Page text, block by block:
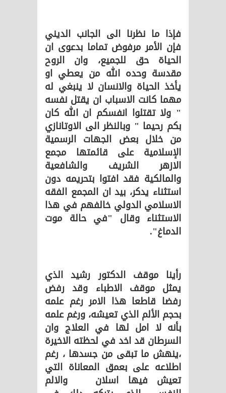
فإذا ما نظرنا الى الجانب الديني
فإن الأمر مرفوض تماما بدعوى ان
الحياة حق للجميع، وان الروح
مقدسة وحده الله من يعطي او
يأخذ الحياة والانسان لا ينبغي له
مهما كانت الاسباب ان يقتل نفسه
" ولا تقتلوا انفسكم ان الله كان
بكم رحيما " وبالنظر الى الاوتانازي
من خلال بعض الجهات الرسمية
الإسلامية على قائمتها مجمع
الازهر الشريف والشافعية
والمالكية فقد افتوا بتحريمه دون
استثناء يدكر، بيد ان المجمع الفقه
الاسلامي الدولي خالفهم في هذا
الاستثناء وقال "في حالة موت
الدماغ".
رأينا موقف الدكتور رشيد الذي
يمثل موقف الاطباء وقد رفض
رفضا قاطعا هذا الامر رغم علمه
بحجم الألم الذي تعيشه، ورغم علمه
بأنه لا امل لها في العلاج وان
السرطان قد اخد في لحظته الاخيرة
،ينهش ما تبقى من جسدها ، رغم
اطلاعه على بعمق المعاناة التي
تعيش فيها اسلان والالم